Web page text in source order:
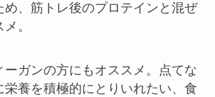
め、筋トレ後のプロテインと混ぜ
。
ーガンの方にもオススメ。点てな
栄養を積極的にとりいれたい、食